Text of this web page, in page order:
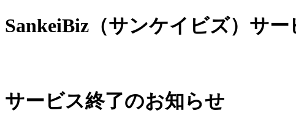
SankeiBiz（サンケイビズ）サ
サービス終了のお知らせ